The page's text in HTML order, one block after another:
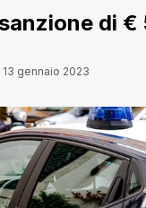
di €
13 gennaio 2023